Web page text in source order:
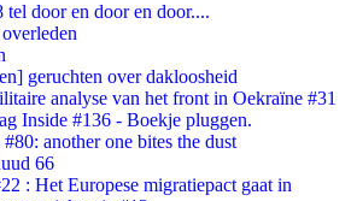
tel door en door en door....
geruchten over dakloosheid
analyse van het front in Oekraïne #31
Inside #136 - Boekje pluggen.
another one bites the dust
66
: Het Europese migratiepact gaat in